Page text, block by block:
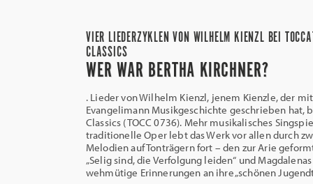
VIER LIEDERZYKLEN VON WILHELM KIENZL BEI
CLASSICS
WER WAR BERTHA KIRCHNER?
. Lieder von Wilhelm Kienzl, jenem Kienzle, der
Evangelimann Musikgeschichte geschrieben hat,
Classics (TOCC 0736). Mehr musikalisches
traditionelle Oper lebt das Werk vor allen durch
Melodien auf Tonträgern fort – den zur Arie
„Selig sind, die Verfolgung leiden“ und Magdalenas
wehmütige Erinnerungen an ihre „schönen